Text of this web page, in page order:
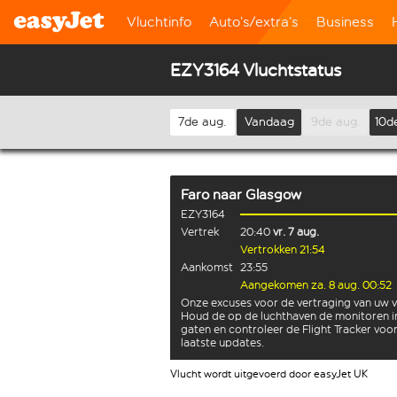
Vluchtinfo Auto’s/extra’s Business
EZY3164 Vluchtstatus
7de aug. Vandaag 9de aug.
Faro naar Glasgow
EZY3164
Vertrek
20:40 vr. 7 aug.
Vertrokken 21:54
Aankomst 23:55
Aangekomen za. 8 aug. 00:52
Onze excuses voor de vertraging van uw
Houd de op de luchthaven de monitoren
gaten en controleer de Flight Tracker
laatste updates.
Vlucht wordt uitgevoerd door easyJet UK